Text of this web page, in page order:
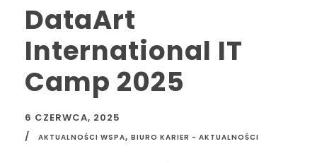
DataArt
International IT
Camp 2025
6 CZERWCA, 2025
AKTUALNOŚCI WSPA, BIURO KARIER - AKTUALNOŚCI